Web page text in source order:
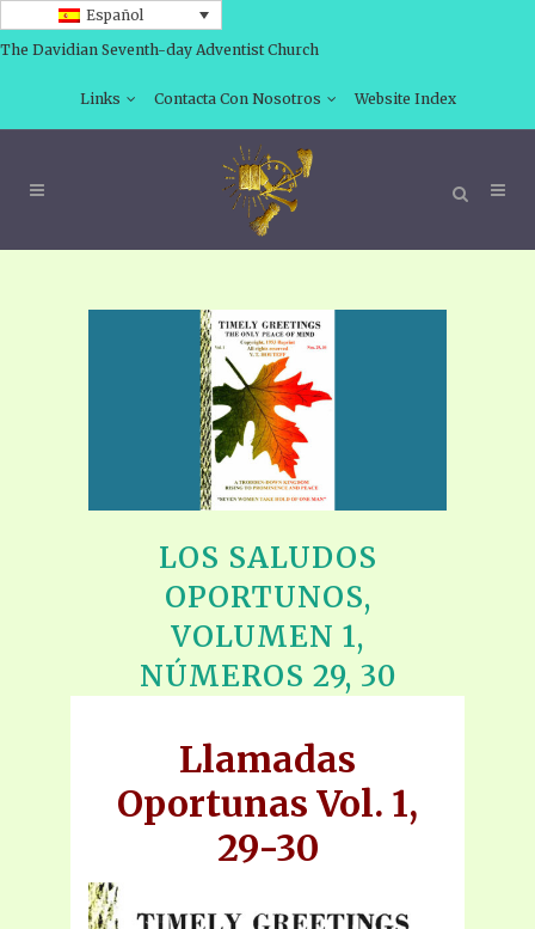
Español
The Davidian Seventh-day Adventist Church
Links Contacta Con Nosotros Website Index
LOS SALUDOS
OPORTUNOS,
VOLUMEN 1,
NÚMEROS 29, 30
Llamadas
Oportunas Vol. 1,
29-30